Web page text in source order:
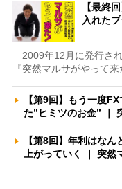
【最終
入れた
2009年12月に発行さ
『突然マルサがやって
【第9回】もう一度
た”ヒミツのお金” ｜
【第8回】年利はな
上がっていく ｜ 突然